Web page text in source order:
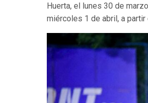
Huerta, el lunes 30 de
miércoles 1 de abril, a partir